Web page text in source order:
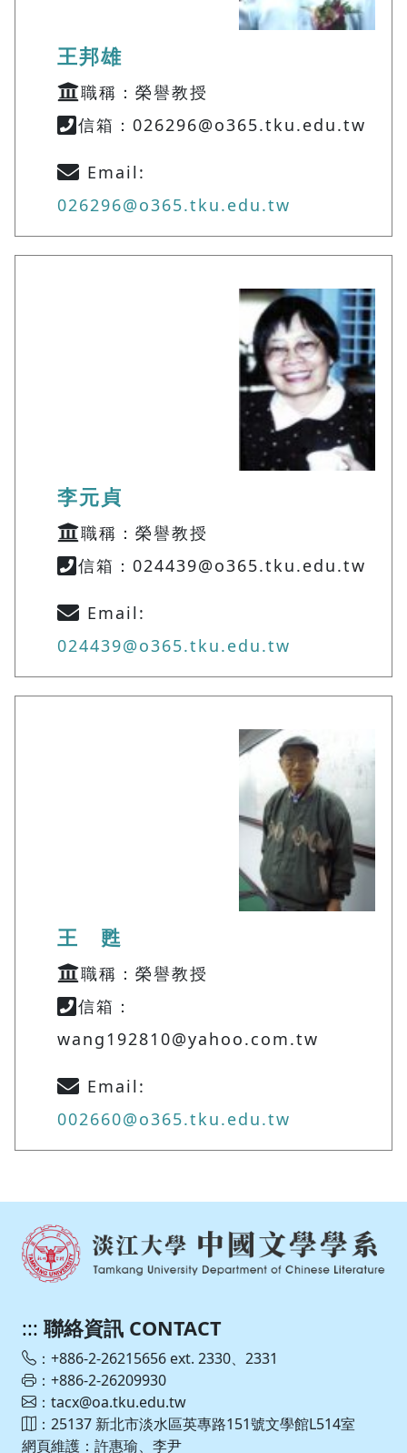
王邦雄
職稱：榮譽教授
信箱：026296@o365.tku.edu.tw
Email:
026296@o365.tku.edu.tw
李元貞
職稱：榮譽教授
信箱：024439@o365.tku.edu.tw
Email:
024439@o365.tku.edu.tw
王 甦
職稱：榮譽教授
信箱：
wang192810@yahoo.com.tw
Email:
002660@o365.tku.edu.tw
::: 聯絡資訊 CONTACT
：+886-2-26215656 ext. 2330、2331
：+886-2-26209930
：tacx@oa.tku.edu.tw
：25137 新北市淡水區英專路151號文學館L514室
網頁維護：許惠瑜、李尹